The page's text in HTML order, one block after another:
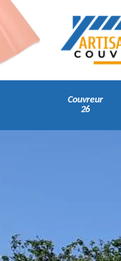
Couvreur
26